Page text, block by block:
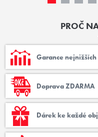
PROČ
Garance nejnižších
Doprava ZDARMA
Dárek ke každé